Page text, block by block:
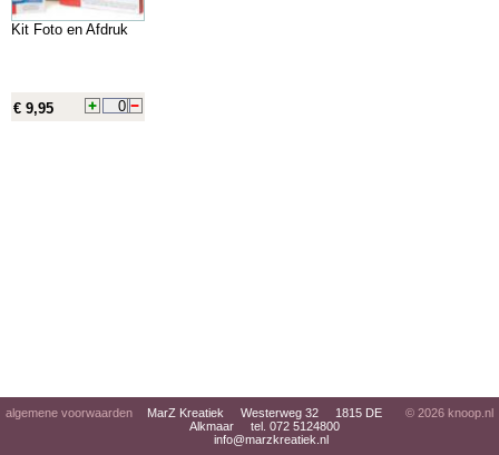
Kit Foto en Afdruk
€ 9,95
algemene voorwaarden
MarZ Kreatiek Westerweg 32 1815 DE
Alkmaar tel. 072 5124800
info@marzkreatiek.nl
© 2026 knoop.nl